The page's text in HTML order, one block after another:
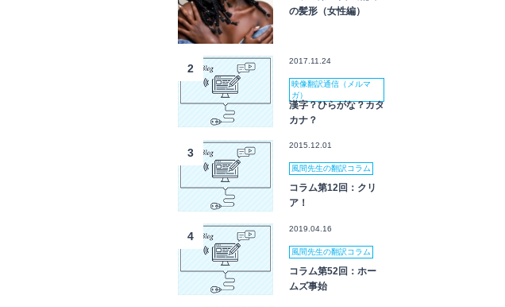
の髪形（女性編）
2
2017.11.24
映像翻訳通信（メルマ
ガ）
漢字？ひらがな？カタ
カナ？
3
2015.12.01
風間先生の翻訳コラム
コラム第12回：クリ
ア！
4
2019.04.16
風間先生の翻訳コラム
コラム第52回：ホー
ムズ事始